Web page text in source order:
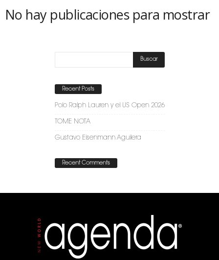
No hay publicaciones para mostrar
Recent Posts
Polo Ralph Lauren y el US Open 2026
TOME NOTA
Gustavo Eisenmann Aguilera
Recent Comments